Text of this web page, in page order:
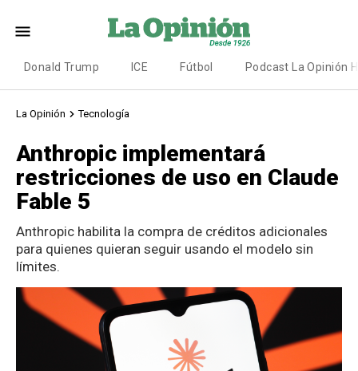
Donald Trump ICE Fútbol Podcast La Opinión
La Opinión Tecnología
Anthropic implementará
restricciones de uso en Claude
Fable 5
Anthropic habilita la compra de créditos adicionales
para quienes quieran seguir usando el modelo sin
límites.